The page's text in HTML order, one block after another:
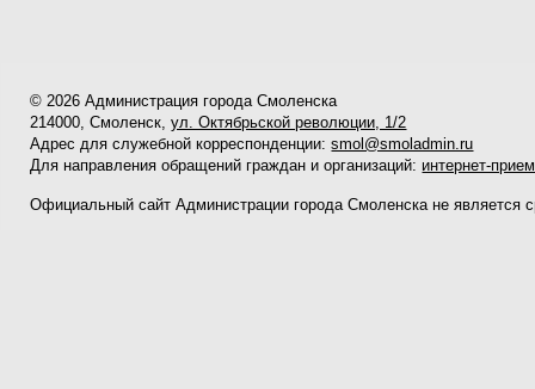
© 2026 Администрация города Смоленска
214000, Смоленск,ул. Октябрьской революции, 1/2
Адрес для служебной корреспонденции:smol@smoladmin.ru
Для направления обращений граждан и организаций: интернет-
Официальный сайт Администрации города Смоленска не является